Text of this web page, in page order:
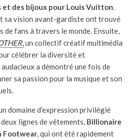
des bijoux pour Louis Vuitton.
sa vision avant-gardiste ont trouvé
de fans à travers le monde. Ensuite,
,un collectif créatif multimédia
célébrer la diversité et
a démontré une fois de
sa passion pour la musique et son
domaine d’expression privilégié
lignes de vêtements, Billionaire
Footwear, qui ont été rapidement